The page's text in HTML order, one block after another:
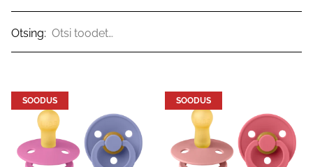
Otsing:
SOODUS SOODUS